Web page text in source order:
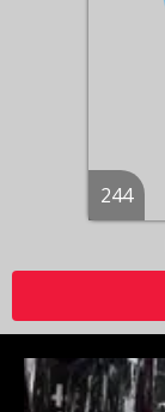
244